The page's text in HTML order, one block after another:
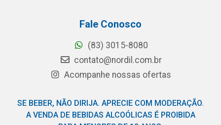
Fale Conosco
(83) 3015-8080
contato@nordil.com.br
Acompanhe nossas ofertas
SE BEBER, NÃO DIRIJA. APRECIE COM MODERAÇÃO.
A VENDA DE BEBIDAS ALCOÓLICAS É PROIBIDA